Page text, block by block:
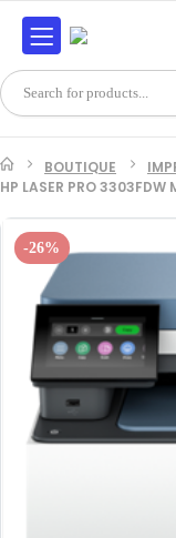
BOUTIQUE
HP LASER PRO 3303FDW
-26%